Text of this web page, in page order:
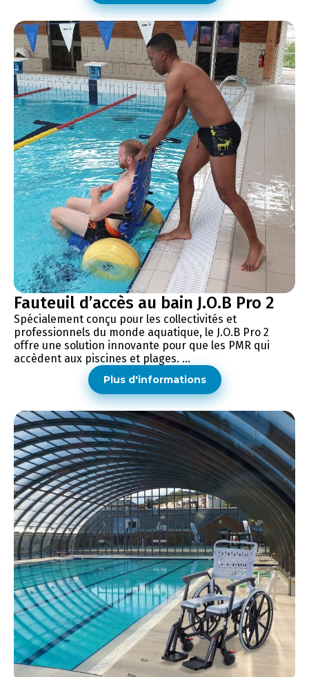
Fauteuil d’accès au bain J.O.B Pro 2
Spécialement conçu pour les collectivités et
professionnels du monde aquatique, le J.O.B Pro 2
offre une solution innovante pour que les PMR qui
accèdent aux piscines et plages. ...
Plus d'informations